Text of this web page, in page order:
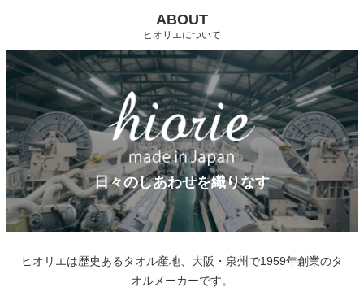
ABOUT
ヒオリエについて
日々のしあわせを織りなす
ヒオリエは歴史あるタオル産地、大阪・泉州で1959年創業のタ
オルメーカーです。